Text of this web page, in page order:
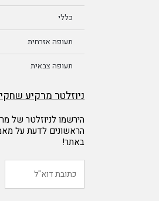
כללי
תעופה אזרחית
תעופה צבאית
ניוזלטר מרקיע
הירשמו לניוזלטר של
הראשונים לדעת על
באתר!